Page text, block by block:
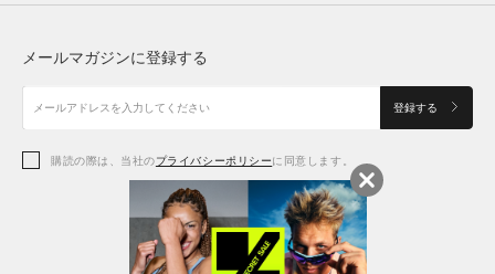
アクセサリー
アクセサリー
シューズ
アクセサリー
シューズ
メールマガジンに登録する
登録する
購読の際は、当社のプライバシーポリシーに同意します。